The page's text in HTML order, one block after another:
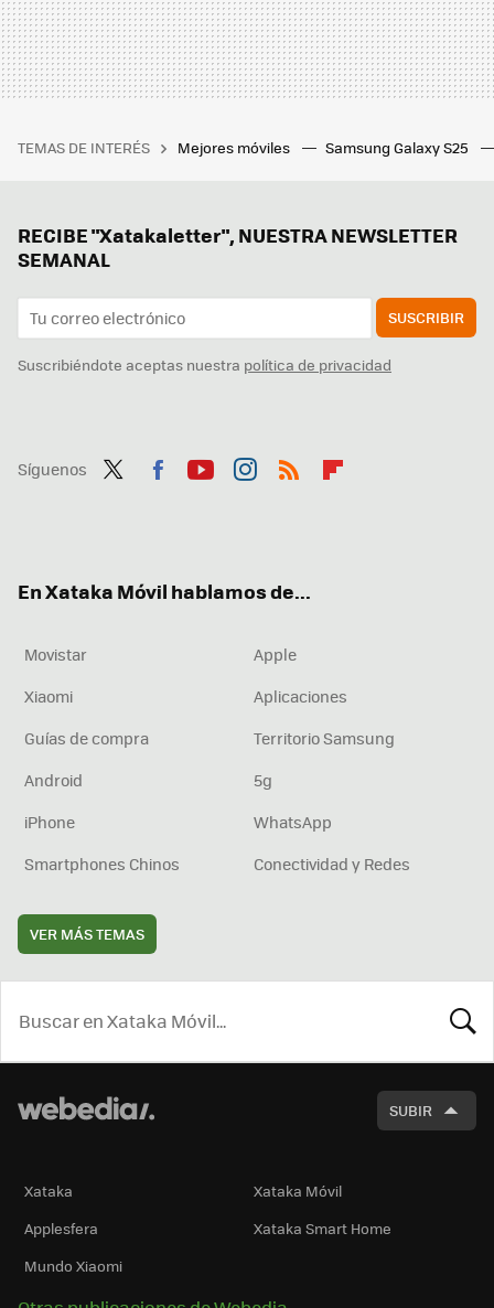
TEMAS DE INTERÉS Mejores móviles Samsung Galaxy S25
RECIBE "Xatakaletter", NUESTRA NEWSLETTER
SEMANAL
SUSCRIBIR
Suscribiéndote aceptas nuestra política de privacidad
Síguenos
En Xataka Móvil hablamos de...
Movistar
Apple
Xiaomi
Aplicaciones
Guías de compra
Territorio Samsung
Android
5g
iPhone
WhatsApp
Smartphones Chinos
Conectividad y Redes
VER MÁS TEMAS
SUBIR
Xataka
Xataka Móvil
Applesfera
Xataka Smart Home
Mundo Xiaomi